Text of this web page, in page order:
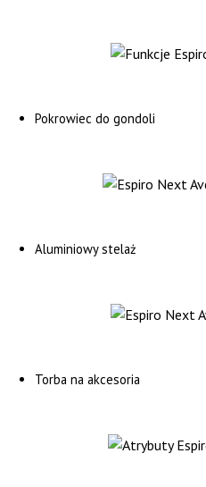
Pokrowiec do gondoli
Aluminiowy stelaż
Torba na akcesoria